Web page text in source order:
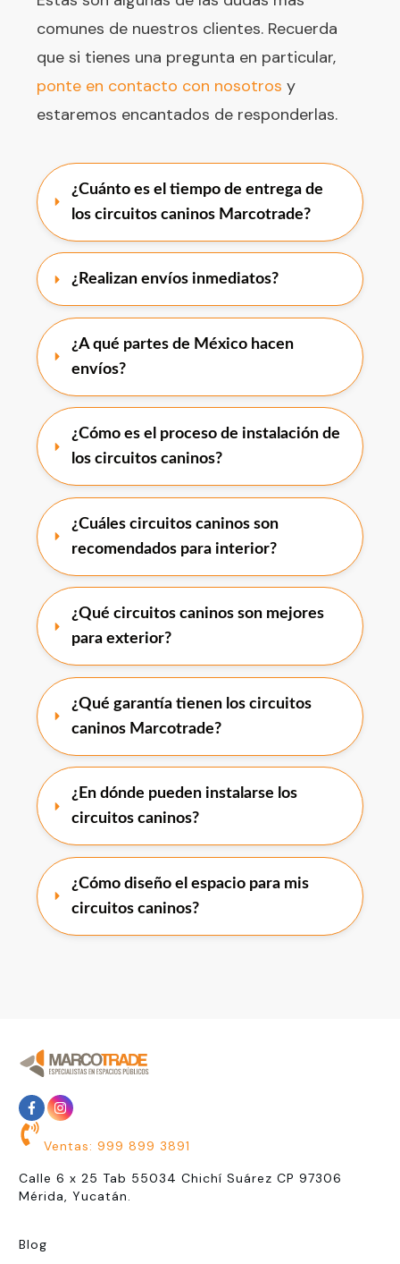
comunes de nuestros clientes. Recuerda
que si tienes una pregunta en particular,
ponte en contacto con nosotros y
estaremos encantados de responderlas.
¿Cuánto es el tiempo de entrega de
los circuitos caninos Marcotrade?
¿Realizan envíos inmediatos?
¿A qué partes de México hacen
envíos?
¿Cómo es el proceso de instalación de
los circuitos caninos?
¿Cuáles circuitos caninos son
recomendados para interior?
¿Qué circuitos caninos son mejores
para exterior?
¿Qué garantía tienen los circuitos
caninos Marcotrade?
¿En dónde pueden instalarse los
circuitos caninos?
¿Cómo diseño el espacio para mis
circuitos caninos?
Ventas: 999 899 3891
Calle 6 x 25 Tab 55034 Chichí Suárez CP 97306
Mérida, Yucatán.
Blog